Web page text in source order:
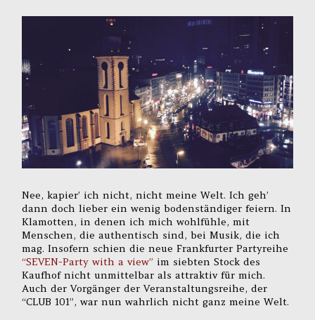
Nee, kapier’ ich nicht, nicht meine Welt. Ich geh’
dann doch lieber ein wenig bodenständiger feiern. In
Klamotten, in denen ich mich wohlfühle, mit
Menschen, die authentisch sind, bei Musik, die ich
mag. Insofern schien die neue Frankfurter Partyreihe
“SEVEN-Party with a view” im siebten Stock des
Kaufhof nicht unmittelbar als attraktiv für mich.
Auch der Vorgänger der Veranstaltungsreihe, der
“CLUB 101”, war nun wahrlich nicht ganz meine Welt.